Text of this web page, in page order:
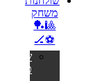
משחק
🎱🏓
⚽🏒
שולחנות
טניס